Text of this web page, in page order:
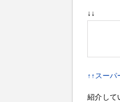
↓↓
↑↑スーパ
紹介して